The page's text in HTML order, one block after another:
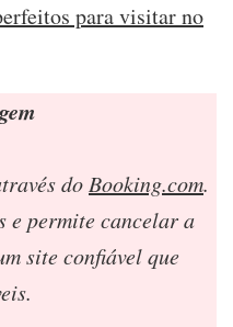
para visitar no
do Booking.com.
e permite cancelar a
site confiável que